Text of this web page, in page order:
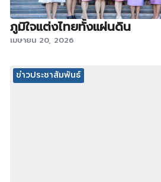
ภูมิใจแต่งไทยทั้งแผ่นดิน
เมษายน 20, 2026
ข่าวประชาสัมพันธ์